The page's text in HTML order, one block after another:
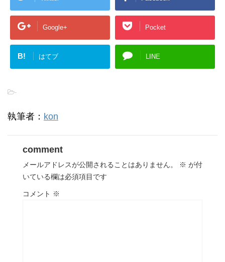
Google+ Pocket
B! はてブ LINE
-
執筆者： kon
comment
メールアドレスが公開されることはありません。 ※ が付
いている欄は必須項目です
コメント ※